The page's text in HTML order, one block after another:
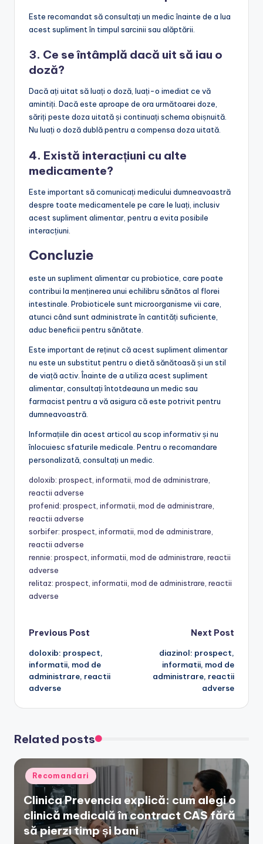
Este recomandat să consultați un medic înainte de a lua
acest supliment în timpul sarcinii sau alăptării.
3. Ce se întâmplă dacă uit să iau o
doză?
Dacă ați uitat să luați o doză, luați-o imediat ce vă
amintiți. Dacă este aproape de ora următoarei doze,
săriți peste doza uitată și continuați schema obișnuită.
Nu luați o doză dublă pentru a compensa doza uitată.
4. Există interacțiuni cu alte
medicamente?
Este important să comunicați medicului dumneavoastră
despre toate medicamentele pe care le luați, inclusiv
acest supliment alimentar, pentru a evita posibile
interacțiuni.
Concluzie
este un supliment alimentar cu probiotice, care poate
contribui la menținerea unui echilibru sănătos al florei
intestinale. Probioticele sunt microorganisme vii care,
atunci când sunt administrate în cantități suficiente,
aduc beneficii pentru sănătate.
Este important de reținut că acest supliment alimentar
nu este un substitut pentru o dietă sănătoasă și un stil
de viață activ. Înainte de a utiliza acest supliment
alimentar, consultați întotdeauna un medic sau
farmacist pentru a vă asigura că este potrivit pentru
dumneavoastră.
Informațiile din acest articol au scop informativ și nu
înlocuiesc sfaturile medicale. Pentru o recomandare
personalizată, consultați un medic.
doloxib: prospect, informatii, mod de administrare,
reactii adverse
profenid: prospect, informatii, mod de administrare,
reactii adverse
sorbifer: prospect, informatii, mod de administrare,
reactii adverse
rennie: prospect, informatii, mod de administrare, reactii
adverse
relitaz: prospect, informatii, mod de administrare, reactii
adverse
Post
navigation
Previous Post
doloxib: prospect,
informatii, mod de
administrare, reactii
adverse
Next Post
diazinol: prospect,
informatii, mod de
administrare, reactii
adverse
Related posts
Posted
in
Recomandari
Clinica Prevencia explică: cum alegi o
clinică medicală în contract CAS fără
să pierzi timp și bani